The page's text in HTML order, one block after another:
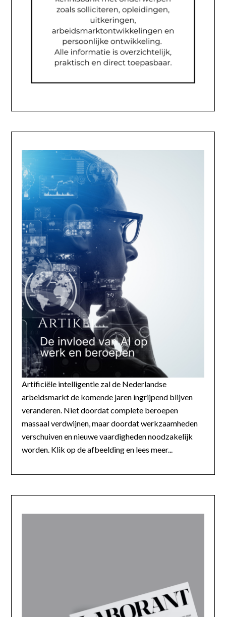
Artificiële intelligentie zal de Nederlandse
arbeidsmarkt de komende jaren ingrijpend blijven
veranderen. Niet doordat complete beroepen
massaal verdwijnen, maar doordat werkzaamheden
verschuiven en nieuwe vaardigheden noodzakelijk
worden. Klik op de afbeelding en lees meer...